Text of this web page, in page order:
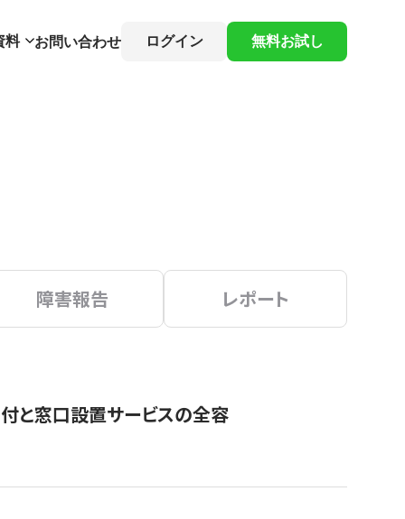
料 お問い合わせ ログイン 無料お試し
障害報告 レポート
と窓口設置サービスの全容